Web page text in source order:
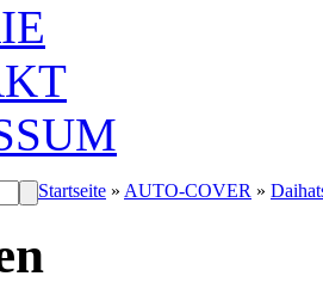
Startseite » AUTO-COVER »